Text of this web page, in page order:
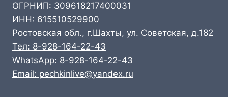
ОГРНИП: 309618217400031
ИНН: 615510529900
Ростовская обл., г.Шахты, ул. Советская, д.182
Тел: 8-928-164-22-43
WhatsApp: 8-928-164-22-43
Email: pechkinlive@yandex.ru